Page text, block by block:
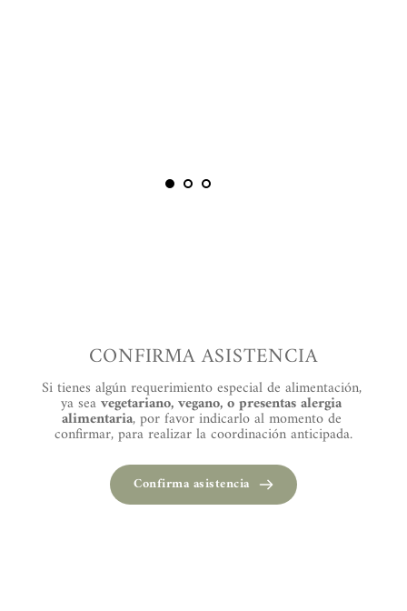
CONFIRMA ASISTENCIA
Si tienes algún requerimiento especial de alimentación,
ya sea vegetariano, vegano, o presentas alergia
alimentaria, por favor indicarlo al momento de
confirmar, para realizar la coordinación anticipada.
Confirma asistencia